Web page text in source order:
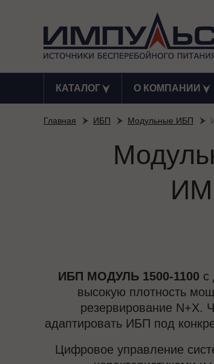
КАТАЛОГ О КОМПАНИИ
Главная ИБП Модульные ИБП
ИБП МОДУЛЬ 1500-1100 с
высокую плотность
резервирование N+X.
адаптировать ИБП под
Цифровое управление